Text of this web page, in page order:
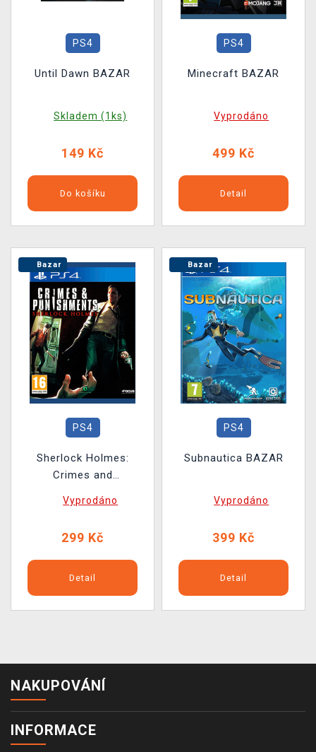
PS4
Until Dawn BAZAR
Skladem (1ks)
149 Kč
Do košíku
PS4
Minecraft BAZAR
Vyprodáno
499 Kč
Detail
Bazar
PS4
Sherlock Holmes:
Crimes and
Vyprodáno
299 Kč
Detail
Bazar
PS4
Subnautica BAZAR
Vyprodáno
399 Kč
Detail
NAKUPOVÁNÍ
INFORMACE